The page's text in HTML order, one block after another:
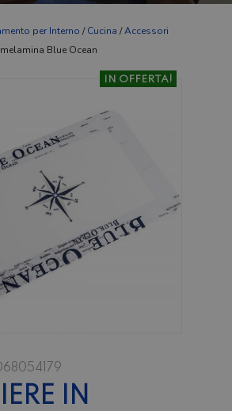
per Interno /Cucina /Accessori
Blue Ocean
IN OFFERTA!
IN